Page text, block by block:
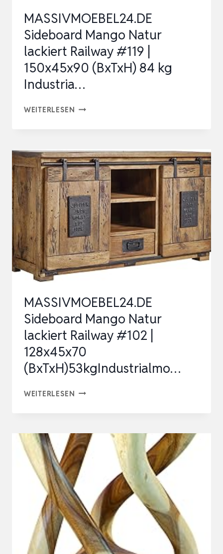
MASSIVMOEBEL24.DE
Sideboard Mango Natur
lackiert Railway #119 |
150x45x90 (BxTxH) 84 kg
Industria…
WEITERLESEN MASSIVMOEBEL24.DE
NATUR
LACKIERT
RAILWAY
#119
|
150X45X90
(BXTXH)
84
KG
MASSIVMOEBEL24.DE
Sideboard Mango Natur
lackiert Railway #102 |
128x45x70
(BxTxH)53kgIndustrialmo…
WEITERLESEN MASSIVMOEBEL24.DE
NATUR
LACKIERT
RAILWAY
#102
|
128X45X70
(BXTXH)53KGINDUSTRIALMO…